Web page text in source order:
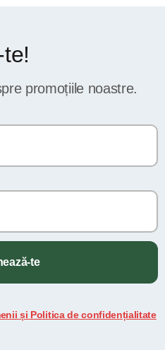
promoțiile noastre.
te
și Politica de confidențialitate